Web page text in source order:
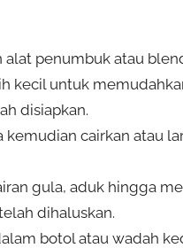
penumbuk atau
kecil untuk
disiapkan.
cairkan atau
gula, aduk hingga
dihaluskan.
botol atau wadah